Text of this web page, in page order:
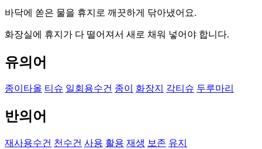
바닥에 쏟은 물을 휴지로 깨끗하게 닦아냈어요.
화장실에 휴지가 다 떨어져서 새로 채워 넣어야 합니다.
유의어
종이타올 티슈 일회용수건 종이 화장지 각티슈 두루마리
반의어
재사용수건 천수건 사용 활용 재생 보존 유지